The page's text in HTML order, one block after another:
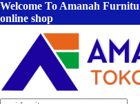
Welcome To Amanah
online shop